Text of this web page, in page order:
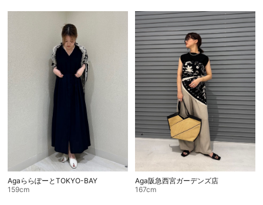
AgaららぽーとTOKYO-BAY
159cm
Aga阪急西宮ガーデンズ店
167cm